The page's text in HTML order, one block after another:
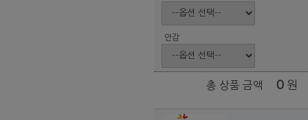
안감
총 상품 금액 0 원